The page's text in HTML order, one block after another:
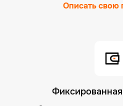
Описать свою